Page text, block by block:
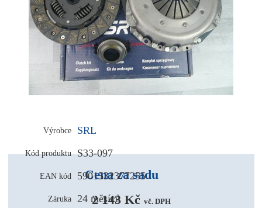
Výrobce SRL
Kód produktu S33-097
EAN kód 5901532377255
Záruka 24 měsíců
Cena za sadu
2 143 Kč vč. DPH